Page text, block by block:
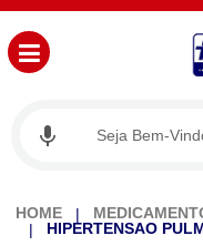
HOME
HIPERTENSAO